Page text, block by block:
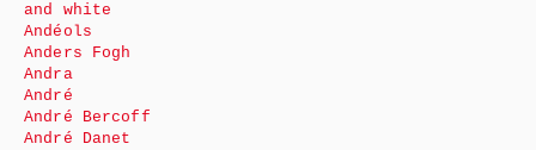
and white
Andéols
Anders Fogh
Andra
André
André Bercoff
André Danet